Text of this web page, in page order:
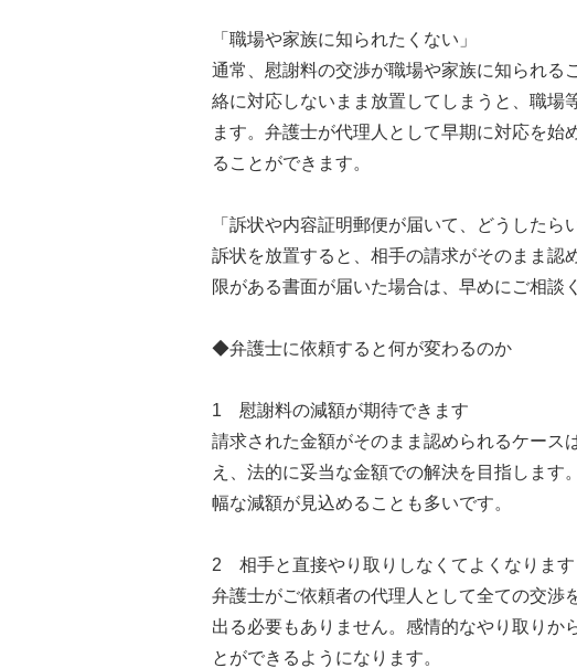
「職場や家族に知られたくない」
通常、慰謝料の交渉が職場や家族に知られる
絡に対応しないまま放置してしまうと、職場
ます。弁護士が代理人として早期に対応を
ることができます。
「訴状や内容証明郵便が届いて、どうしたら
訴状を放置すると、相手の請求がそのまま認
限がある書面が届いた場合は、早めにご相談
◆弁護士に依頼すると何が変わるのか
1 慰謝料の減額が期待できます
請求された金額がそのまま認められるケース
え、法的に妥当な金額での解決を目指します
幅な減額が見込めることも多いです。
2 相手と直接やり取りしなくてよくなります
弁護士がご依頼者の代理人として全ての交渉
出る必要もありません。感情的なやり取りか
とができるようになります。